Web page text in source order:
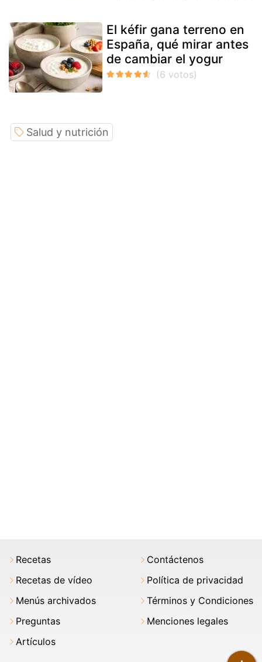
El kéfir gana terreno en
España, qué mirar antes
de cambiar el yogur
Salud y nutrición
Recetas
Recetas de vídeo
Menús archivados
Preguntas
Artículos
Contáctenos
Política de privacidad
Términos y Condiciones
Menciones legales